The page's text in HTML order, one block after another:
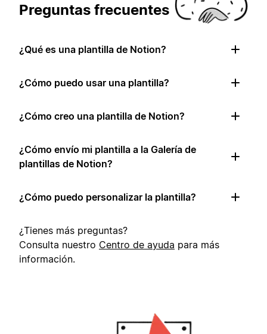
Preguntas frecuentes
¿Qué es una plantilla de Notion?
¿Cómo puedo usar una plantilla?
¿Cómo creo una plantilla de Notion?
¿Cómo envío mi plantilla a la Galería de
plantillas de Notion?
¿Cómo puedo personalizar la plantilla?
¿Tienes más preguntas?
Consulta nuestro Centro de ayuda para más
información.